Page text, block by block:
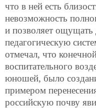
что в ней есть
невозможность
и позволяет
педагогическую
отмечал, что
воспитательного
юношей, было
примером
российскую почву